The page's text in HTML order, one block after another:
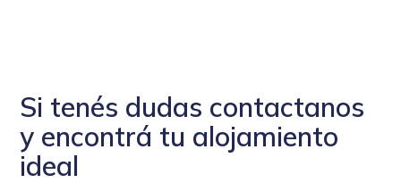
Si tenés dudas contactanos
y encontrá tu alojamiento
ideal